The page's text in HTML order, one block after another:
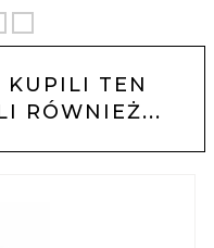
KUPILI TEN
RÓWNIEŻ...